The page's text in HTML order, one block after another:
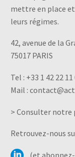
mettre en place
leurs régimes.
42, avenue de la
75017 PARIS
Tel : +33 1 42 22 11
Mail :
> Consulter notre
Retrouvez-nous
(et